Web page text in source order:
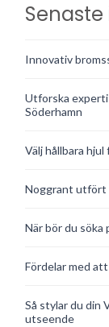
Innovativ
Utforska
Söderhamn
Välj hållbara
Noggrant utfört
När bör du söka
Fördelar med
Så stylar du din
utseende